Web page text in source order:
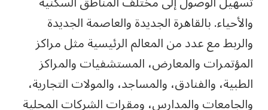
والأحياء. بالقاهرة الجديدة والعاصمة الجديدة
والربط مع عدد من المعالم الرئيسية مثل مراكز
المؤتمرات والمعارض، المستشفيات والمراكز
الطبية، والفنادق، والمساجد، والمولات التجارية،
والجامعات والمدارس، ومقرات الشركات المحلية